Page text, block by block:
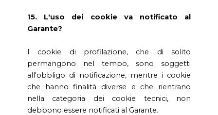
15. L'uso dei cookie va notificato al
Garante?
I cookie di profilazione, che di solito
permangono nel tempo, sono soggetti
all'obbligo di notificazione, mentre i cookie
che hanno finalità diverse e che rientrano
nella categoria dei cookie tecnici, non
debbono essere notificati al Garante.